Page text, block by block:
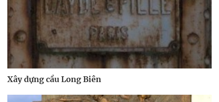
Xây dựng cầu Long Biên